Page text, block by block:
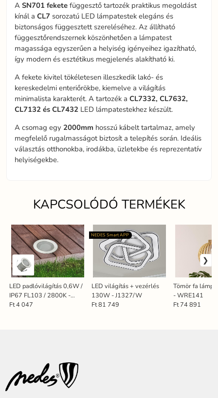
ASN701 fekete függesztő tartozék praktikus megoldást
kínál aCL7 sorozatú LED lámpatestek elegáns és
biztonságos függesztett szereléséhez. Az állítható
függesztőrendszernek köszönhetően a lámpatest
magassága egyszerűen a helyiség igényeihez igazítható,
így modern és esztétikus megjelenés alakítható ki.
A fekete kivitel tökéletesen illeszkedik lakó- és
kereskedelmi enteriőrökbe, kiemelve a világítás
minimalista karakterét. A tartozék aCL7332, CL7632,
CL7132 és CL7432 LED lámpatestekhez készült.
A csomag egy 2000mm hosszú kábelt tartalmaz, amely
megfelelő rugalmasságot biztosít a telepítés során. Ideális
választás otthonokba, irodákba, üzletekbe és reprezentatív
helyiségekbe.
KAPCSOLÓDÓ TERMÉKEK
LED padlóvilágítás 0,6W /
IP67 FL103 / 2800K -
LFL112
Ft 4 047
LED világítás + vezérlés
130W - J1327/W
NEDES Smart APP
Ft 81 749
Tömör fa
- WRE141
Ft 74 891